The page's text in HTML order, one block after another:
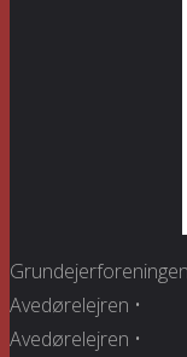
Grundejerforeningen
Avedørelejren •
Avedørelejren •